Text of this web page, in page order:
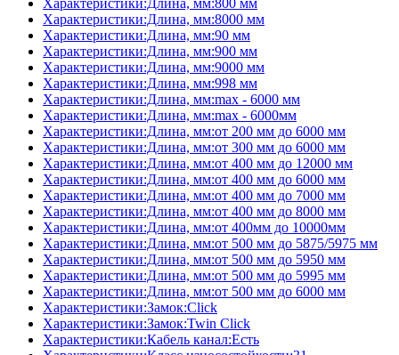
Характеристики:Длина, мм:800 мм
Характеристики:Длина, мм:8000 мм
Характеристики:Длина, мм:90 мм
Характеристики:Длина, мм:900 мм
Характеристики:Длина, мм:9000 мм
Характеристики:Длина, мм:998 мм
Характеристики:Длина, мм:max - 6000 мм
Характеристики:Длина, мм:max - 6000мм
Характеристики:Длина, мм:от 200 мм до 6000 мм
Характеристики:Длина, мм:от 300 мм до 6000 мм
Характеристики:Длина, мм:от 400 мм до 12000 мм
Характеристики:Длина, мм:от 400 мм до 6000 мм
Характеристики:Длина, мм:от 400 мм до 7000 мм
Характеристики:Длина, мм:от 400 мм до 8000 мм
Характеристики:Длина, мм:от 400мм до 10000мм
Характеристики:Длина, мм:от 500 мм до 5875/5975 мм
Характеристики:Длина, мм:от 500 мм до 5950 мм
Характеристики:Длина, мм:от 500 мм до 5995 мм
Характеристики:Длина, мм:от 500 мм до 6000 мм
Характеристики:Замок:Click
Характеристики:Замок:Twin Click
Характеристики:Кабель канал:Есть